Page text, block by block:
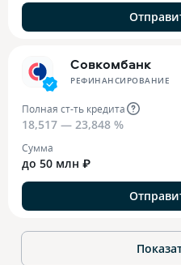
Совкомбанк
РЕФИНАНСИРОВАНИЕ
Полная ст-ть кредита
18,517 — 23,848 %
Сумма
до 50 млн ₽